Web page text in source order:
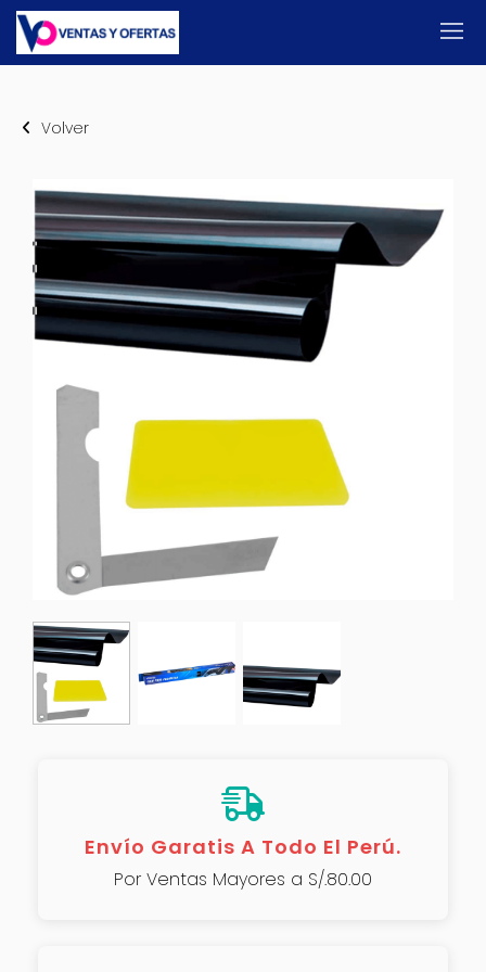
Volver
Envío Garatis A Todo El Perú.
Por Ventas Mayores a S/.80.00